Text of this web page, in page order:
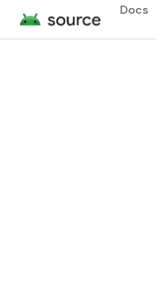
Docs